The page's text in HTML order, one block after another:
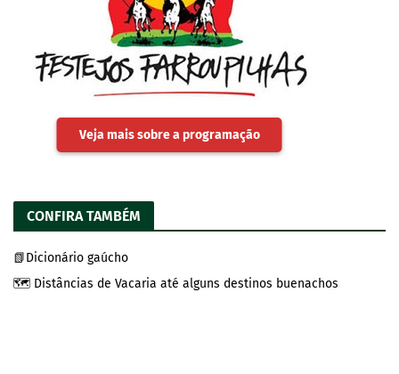
Veja mais sobre a programação
CONFIRA TAMBÉM
📗Dicionário gaúcho
🗺️ Distâncias de Vacaria até alguns destinos buenachos